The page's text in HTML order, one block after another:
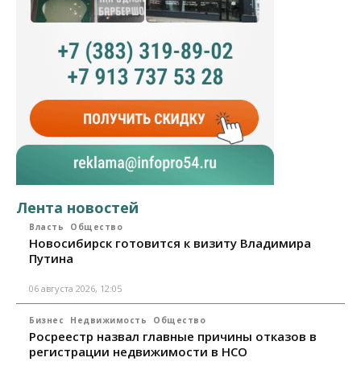
Лента новостей
Власть Общество
Новосибирск готовится к визиту Владимира
Путина
06 августа 2026, 12:05
Бизнес Недвижимость Общество
Росреестр назвал главные причины отказов в
регистрации недвижимости в НСО